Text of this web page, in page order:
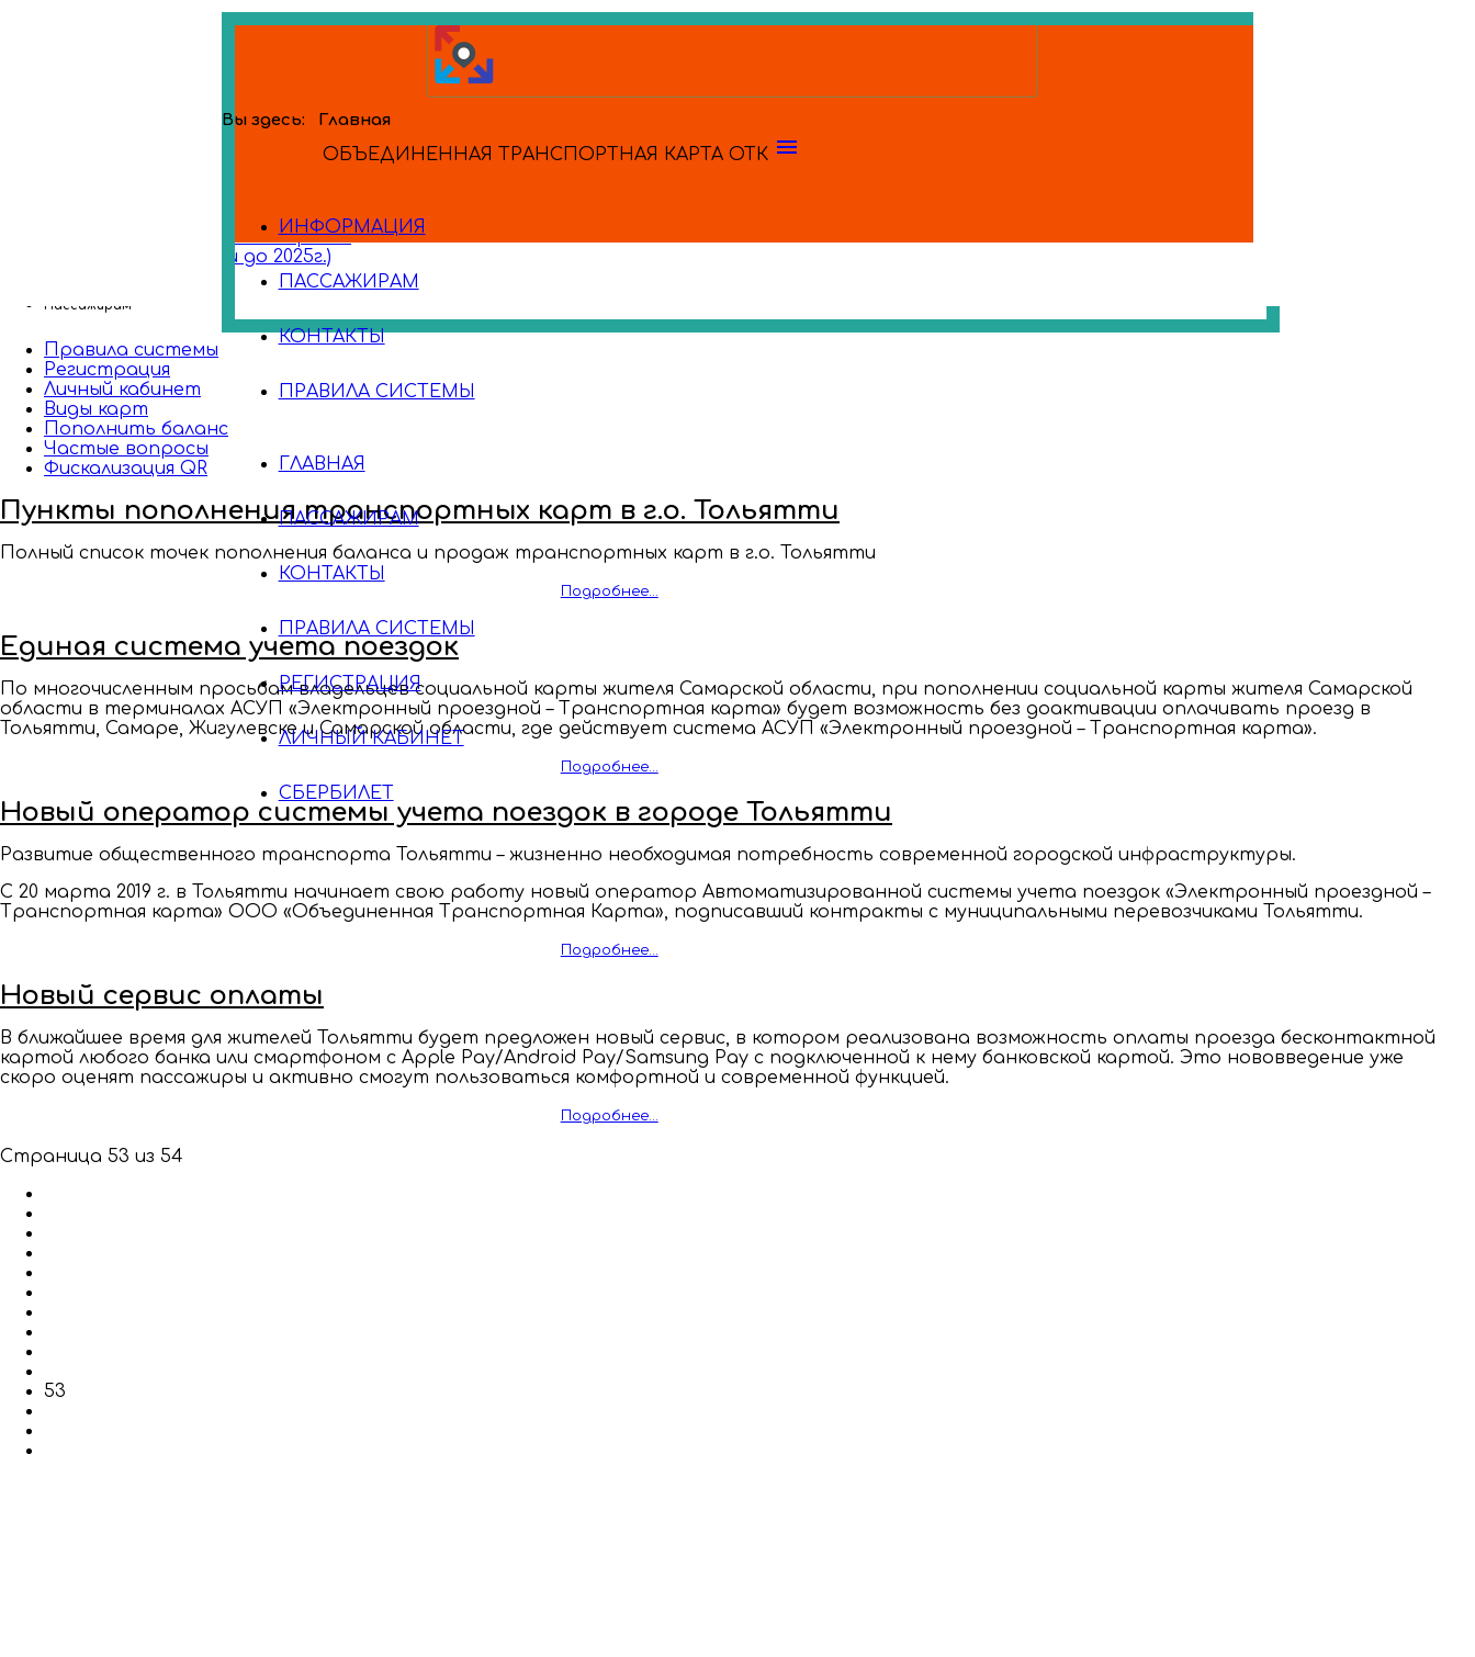
ОБЪЕДИНЕННАЯ ТРАНСПОРТНАЯ КАРТА ОТК menu
ИНФОРМАЦИЯ
ПАССАЖИРАМ
КОНТАКТЫ
ПРАВИЛА СИСТЕМЫ
ГЛАВНАЯ
ПАССАЖИРАМ
КОНТАКТЫ
ПРАВИЛА СИСТЕМЫ
РЕГИСТРАЦИЯ
ЛИЧНЫЙ КАБИНЕТ
СБЕРБИЛЕТ
Вы здесь: Главная
Поездки по банковским картам
Сбербилет (поездки до 2025г.)
Пассажирам
Правила системы
Регистрация
Личный кабинет
Виды карт
Пополнить баланс
Частые вопросы
Фискализация QR
Пункты пополнения транспортных карт в г.о. Тольятти
Полный список точек пополнения баланса и продаж транспортных карт в г.о. Тольятти
Подробнее...
Единая система учета поездок
По многочисленным просьбам владельцев социальной карты жителя Самарской области, при пополнении социальной карты жителя Самарской
области в терминалах АСУП «Электронный проездной – Транспортная карта» будет возможность без доактивации оплачивать проезд в
Тольятти, Самаре, Жигулевске и Самарской области, где действует система АСУП «Электронный проездной – Транспортная карта».
Подробнее...
Новый оператор системы учета поездок в городе Тольятти
Развитие общественного транспорта Тольятти – жизненно необходимая потребность современной городской инфраструктуры.
С 20 марта 2019 г. в Тольятти начинает свою работу новый оператор Автоматизированной системы учета поездок «Электронный проездной –
Транспортная карта» ООО «Объединенная Транспортная Карта», подписавший контракты с муниципальными перевозчиками Тольятти.
Подробнее...
Новый сервис оплаты
В ближайшее время для жителей Тольятти будет предложен новый сервис, в котором реализована возможность оплаты проезда бесконтактной
картой любого банка или смартфоном с Apple Pay/Android Pay/Samsung Pay с подключенной к нему банковской картой. Это нововведение уже
скоро оценят пассажиры и активно смогут пользоваться комфортной и современной функцией.
Подробнее...
Страница 53 из 54
53